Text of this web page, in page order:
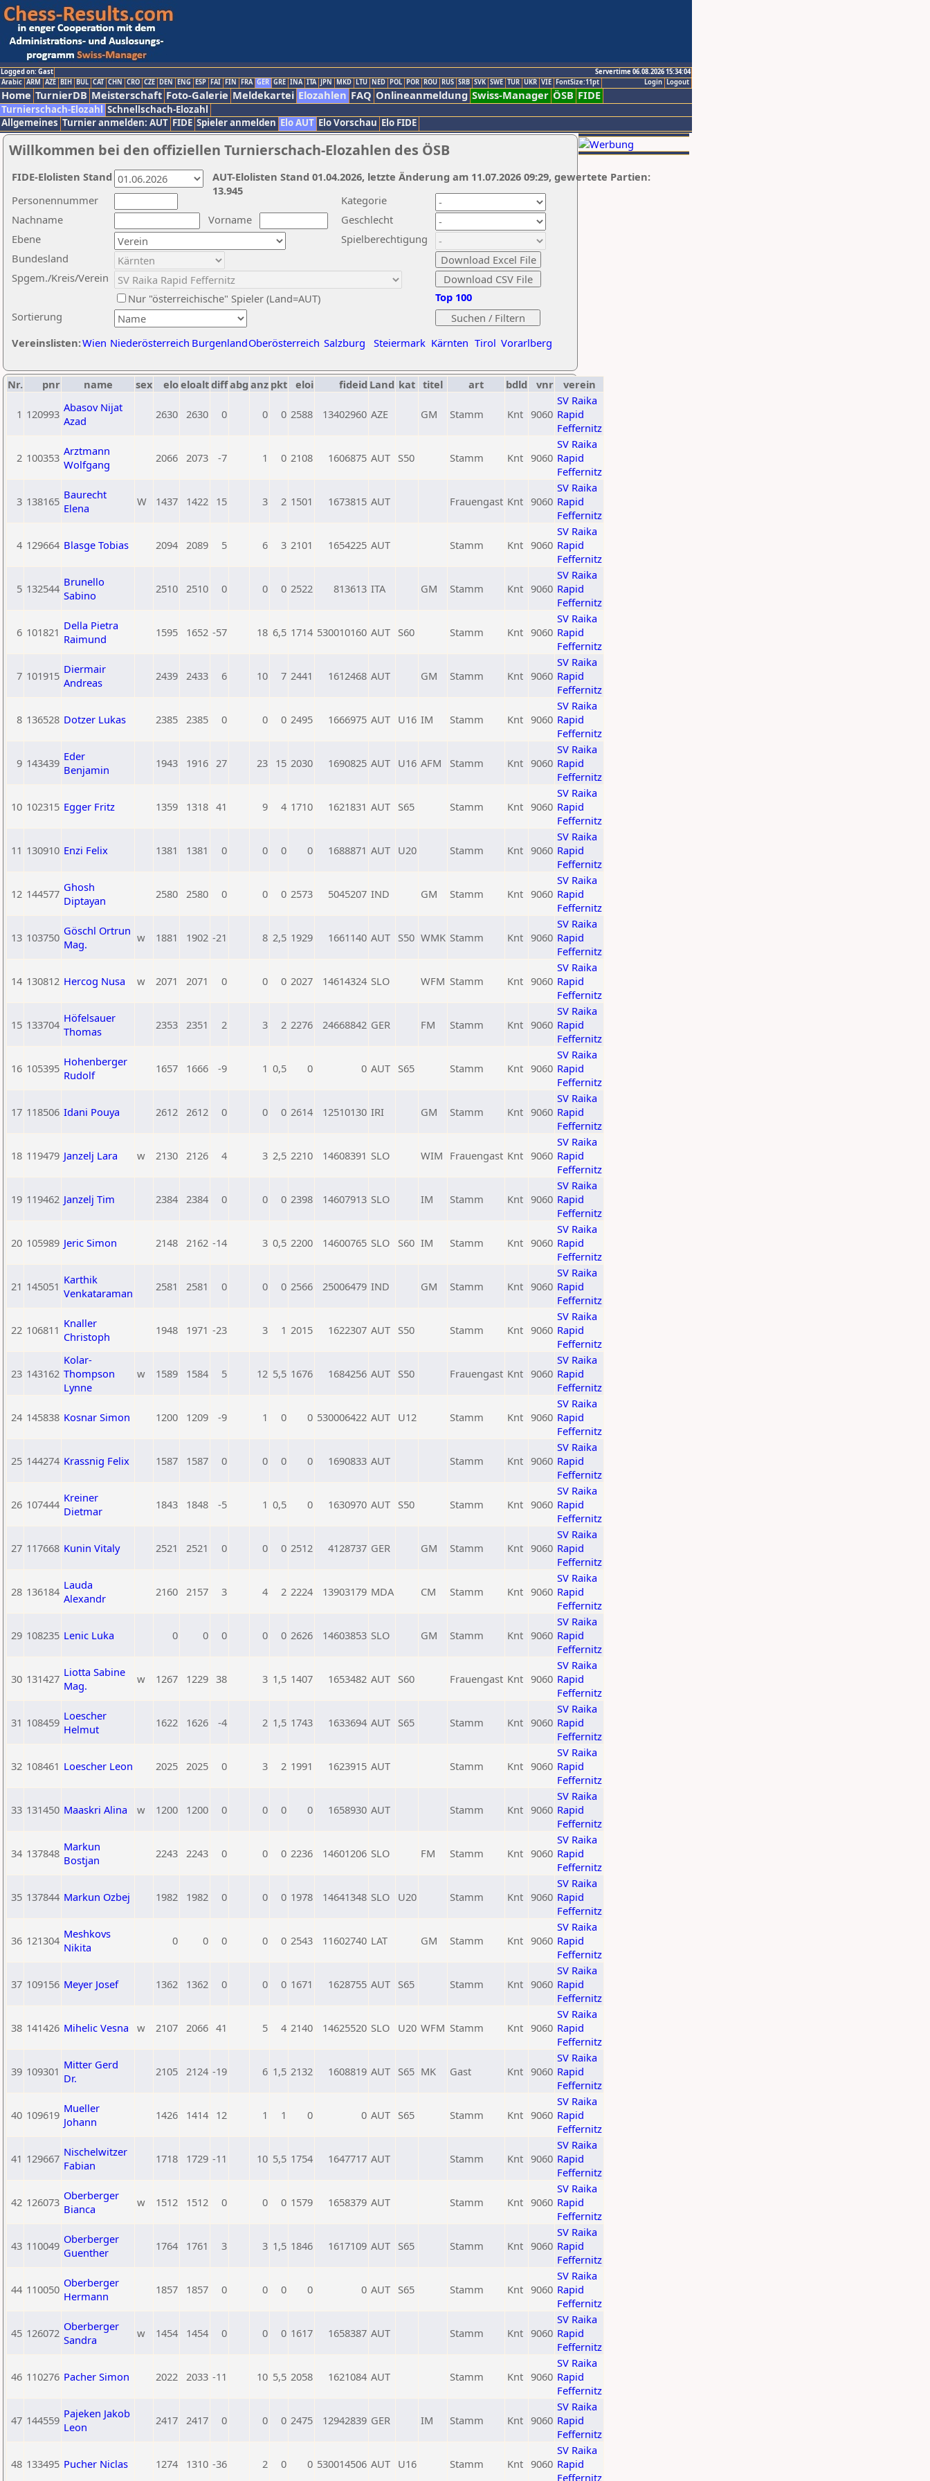
Logged on: Gast
Servertime 06.08.2026 15:34:04
Logout
Login
Arabic ARM AZE BIH BUL CAT CHN CRO CZE DEN ENG ESP FAI FIN FRA GER GRE INA ITA JPN MKD LTU NED POL POR ROU RUS SRB SVK SWE TUR UKR VIE FontSize:11pt
Home TurnierDB Meisterschaft Foto-Galerie Meldekartei Elozahlen FAQ Onlineanmeldung Swiss-Manager ÖSB FIDE
Turnierschach-Elozahl Schnellschach-Elozahl
Allgemeines Turnier anmelden: AUT FIDE Spieler anmelden Elo AUT Elo Vorschau Elo FIDE
Willkommen bei den offiziellen Turnierschach-Elozahlen des ÖSB
Nachname
Vorname
Ebene
Kategorie
Sortierung
Personennummer
Bundesland
Spgem./Kreis/Verein
Geschlecht
Nur "österreichische" Spieler (Land=AUT)
Spielberechtigung
Vereinslisten:Wien Niederösterreich BurgenlandOberösterreich Salzburg Steiermark Kärnten Tirol Vorarlberg
Top 100
AUT-Elolisten Stand 01.04.2026, letzte Änderung am 11.07.2026 09:29, gewertete Partien:
13.945
FIDE-Elolisten Stand
Nr. pnr name sex eloeloaltdiffabg anz pkt eloi fideid Land kat titel art bdld vnr verein
1 120993 Abasov Nijat
Azad
2630 2630 0 0 0 2588 13402960 AZE GM Stamm Knt 9060
SV Raika
Rapid
Feffernitz
2 100353 Arztmann
Wolfgang
2066 2073 -7 1 0 2108 1606875 AUT S50 Stamm Knt 9060
SV Raika
Rapid
Feffernitz
3 138165 Baurecht
Elena
W 1437 1422 15 3 2 1501 1673815 AUT Frauengast Knt 9060
SV Raika
Rapid
Feffernitz
4 129664 Blasge Tobias 2094 2089 5 6 3 2101 1654225 AUT Stamm Knt 9060
SV Raika
Rapid
Feffernitz
5 132544 Brunello
Sabino
2510 2510 0 0 0 2522 813613 ITA GM Stamm Knt 9060
SV Raika
Rapid
Feffernitz
6 101821 Della Pietra
Raimund
1595 1652 -57 18 6,5 1714 530010160 AUT S60 Stamm Knt 9060
SV Raika
Rapid
Feffernitz
7 101915 Diermair
Andreas
2439 2433 6 10 7 2441 1612468 AUT GM Stamm Knt 9060
SV Raika
Rapid
Feffernitz
8 136528 Dotzer Lukas 2385 2385 0 0 0 2495 1666975 AUT U16 IM Stamm Knt 9060
SV Raika
Rapid
Feffernitz
9 143439 Eder
Benjamin
1943 1916 27 23 15 2030 1690825 AUT U16 AFM Stamm Knt 9060
SV Raika
Rapid
Feffernitz
10 102315 Egger Fritz 1359 1318 41 9 4 1710 1621831 AUT S65 Stamm Knt 9060
SV Raika
Rapid
Feffernitz
11 130910 Enzi Felix 1381 1381 0 0 0 0 1688871 AUT U20 Stamm Knt 9060
SV Raika
Rapid
Feffernitz
12 144577 Ghosh
Diptayan
2580 2580 0 0 0 2573 5045207 IND GM Stamm Knt 9060
SV Raika
Rapid
Feffernitz
13 103750 Göschl Ortrun
Mag.
w 1881 1902 -21 8 2,5 1929 1661140 AUT S50 WMK Stamm Knt 9060
SV Raika
Rapid
Feffernitz
14 130812 Hercog Nusa w 2071 2071 0 0 0 2027 14614324 SLO WFM Stamm Knt 9060
SV Raika
Rapid
Feffernitz
15 133704 Höfelsauer
Thomas
2353 2351 2 3 2 2276 24668842 GER FM Stamm Knt 9060
SV Raika
Rapid
Feffernitz
16 105395 Hohenberger
Rudolf
1657 1666 -9 1 0,5 0 0 AUT S65 Stamm Knt 9060
SV Raika
Rapid
Feffernitz
17 118506 Idani Pouya 2612 2612 0 0 0 2614 12510130 IRI GM Stamm Knt 9060
SV Raika
Rapid
Feffernitz
18 119479 Janzelj Lara w 2130 2126 4 3 2,5 2210 14608391 SLO WIM Frauengast Knt 9060
SV Raika
Rapid
Feffernitz
19 119462 Janzelj Tim 2384 2384 0 0 0 2398 14607913 SLO IM Stamm Knt 9060
SV Raika
Rapid
Feffernitz
20 105989 Jeric Simon 2148 2162 -14 3 0,5 2200 14600765 SLO S60 IM Stamm Knt 9060
SV Raika
Rapid
Feffernitz
21 145051 Karthik
Venkataraman
2581 2581 0 0 0 2566 25006479 IND GM Stamm Knt 9060
SV Raika
Rapid
Feffernitz
22 106811 Knaller
Christoph
1948 1971 -23 3 1 2015 1622307 AUT S50 Stamm Knt 9060
SV Raika
Rapid
Feffernitz
23 143162
Kolar-
Thompson
Lynne
w 1589 1584 5 12 5,5 1676 1684256 AUT S50 Frauengast Knt 9060
SV Raika
Rapid
Feffernitz
24 145838 Kosnar Simon 1200 1209 -9 1 0 0 530006422 AUT U12 Stamm Knt 9060
SV Raika
Rapid
Feffernitz
25 144274 Krassnig Felix 1587 1587 0 0 0 0 1690833 AUT Stamm Knt 9060
SV Raika
Rapid
Feffernitz
26 107444 Kreiner
Dietmar
1843 1848 -5 1 0,5 0 1630970 AUT S50 Stamm Knt 9060
SV Raika
Rapid
Feffernitz
27 117668 Kunin Vitaly 2521 2521 0 0 0 2512 4128737 GER GM Stamm Knt 9060
SV Raika
Rapid
Feffernitz
28 136184 Lauda
Alexandr
2160 2157 3 4 2 2224 13903179 MDA CM Stamm Knt 9060
SV Raika
Rapid
Feffernitz
29 108235 Lenic Luka 0 0 0 0 0 2626 14603853 SLO GM Stamm Knt 9060
SV Raika
Rapid
Feffernitz
30 131427 Liotta Sabine
Mag.
w 1267 1229 38 3 1,5 1407 1653482 AUT S60 Frauengast Knt 9060
SV Raika
Rapid
Feffernitz
31 108459 Loescher
Helmut
1622 1626 -4 2 1,5 1743 1633694 AUT S65 Stamm Knt 9060
SV Raika
Rapid
Feffernitz
32 108461 Loescher Leon 2025 2025 0 3 2 1991 1623915 AUT Stamm Knt 9060
SV Raika
Rapid
Feffernitz
33 131450 Maaskri Alina w 1200 1200 0 0 0 0 1658930 AUT Stamm Knt 9060
SV Raika
Rapid
Feffernitz
34 137848 Markun
Bostjan
2243 2243 0 0 0 2236 14601206 SLO FM Stamm Knt 9060
SV Raika
Rapid
Feffernitz
35 137844 Markun Ozbej 1982 1982 0 0 0 1978 14641348 SLO U20 Stamm Knt 9060
SV Raika
Rapid
Feffernitz
36 121304 Meshkovs
Nikita
0 0 0 0 0 2543 11602740 LAT GM Stamm Knt 9060
SV Raika
Rapid
Feffernitz
37 109156 Meyer Josef 1362 1362 0 0 0 1671 1628755 AUT S65 Stamm Knt 9060
SV Raika
Rapid
Feffernitz
38 141426 Mihelic Vesna w 2107 2066 41 5 4 2140 14625520 SLO U20 WFM Stamm Knt 9060
SV Raika
Rapid
Feffernitz
39 109301 Mitter Gerd
Dr.
2105 2124 -19 6 1,5 2132 1608819 AUT S65 MK Gast Knt 9060
SV Raika
Rapid
Feffernitz
40 109619 Mueller
Johann
1426 1414 12 1 1 0 0 AUT S65 Stamm Knt 9060
SV Raika
Rapid
Feffernitz
41 129667 Nischelwitzer
Fabian
1718 1729 -11 10 5,5 1754 1647717 AUT Stamm Knt 9060
SV Raika
Rapid
Feffernitz
42 126073 Oberberger
Bianca
w 1512 1512 0 0 0 1579 1658379 AUT Stamm Knt 9060
SV Raika
Rapid
Feffernitz
43 110049 Oberberger
Guenther
1764 1761 3 3 1,5 1846 1617109 AUT S65 Stamm Knt 9060
SV Raika
Rapid
Feffernitz
44 110050 Oberberger
Hermann
1857 1857 0 0 0 0 0 AUT S65 Stamm Knt 9060
SV Raika
Rapid
Feffernitz
45 126072 Oberberger
Sandra
w 1454 1454 0 0 0 1617 1658387 AUT Stamm Knt 9060
SV Raika
Rapid
Feffernitz
46 110276 Pacher Simon 2022 2033 -11 10 5,5 2058 1621084 AUT Stamm Knt 9060
SV Raika
Rapid
Feffernitz
47 144559 Pajeken Jakob
Leon
2417 2417 0 0 0 2475 12942839 GER IM Stamm Knt 9060
SV Raika
Rapid
Feffernitz
48 133495 Pucher Niclas 1274 1310 -36 2 0 0 530014506 AUT U16 Stamm Knt 9060
SV Raika
Rapid
Feffernitz